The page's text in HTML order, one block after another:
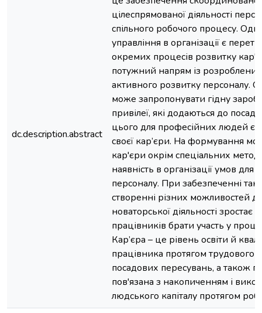
dc.description.abstract
цілеспрямованої діяльності
спільного робочого процесу.
управління в організації є
окремих процесів розвитку
потужний напрям із
активного розвитку персоналу.
може запропонувати гідну
привілеї, які додаються до
цього для професійних людей є
своєї кар’єри. На формування
кар'єри окрім спеціальних
наявність в організації умов для
персоналу. При забезпеченні
створенні різних можливостей
новаторської діяльності зростає
працівників брати участь у
Кар’єра – це рівень освіти й
працівника протягом трудового
посадових пересувань, а також
пов'язана з накопиченням і
людського капіталу протягом